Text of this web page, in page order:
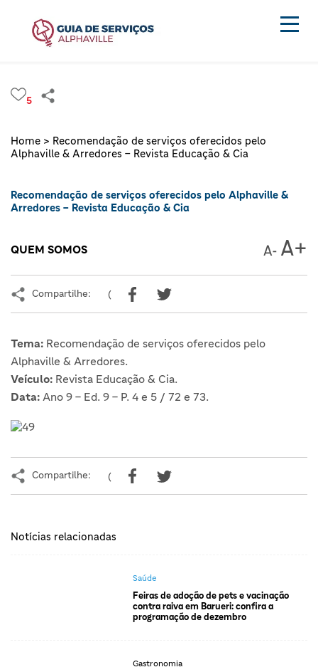
5
Home > Recomendação de serviços oferecidos pelo
Alphaville & Arredores – Revista Educação & Cia
Recomendação de serviços oferecidos pelo Alphaville &
Arredores – Revista Educação & Cia
QUEM SOMOS
Compartilhe: (
Tema: Recomendação de serviços oferecidos pelo
Alphaville & Arredores.
Veículo: Revista Educação & Cia.
Data: Ano 9 – Ed. 9 – P. 4 e 5 / 72 e 73.
Compartilhe: (
Notícias relacionadas
Saúde
Feiras de adoção de pets e vacinação
contra raiva em Barueri: confira a
programação de dezembro
Gastronomia